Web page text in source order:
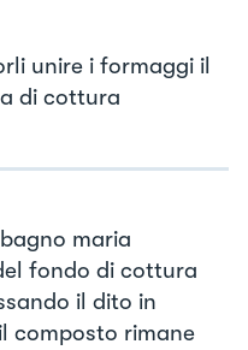
unire i formaggi il
di cottura
maria
fondo di cottura
il dito in
composto rimane